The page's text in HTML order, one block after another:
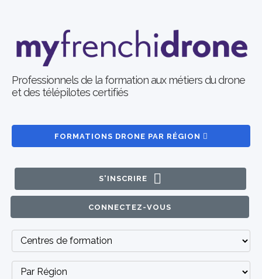
Professionnels de la formation aux métiers du drone
et des télépilotes certifiés
FORMATIONS DRONE PAR RÉGION
S'INSCRIRE
CONNECTEZ-VOUS